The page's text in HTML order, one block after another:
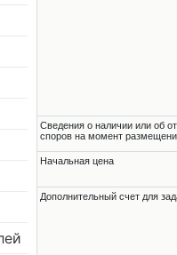
Cведения о наличии или об
споров на момент
Начальная цена
Дополнительный счет для